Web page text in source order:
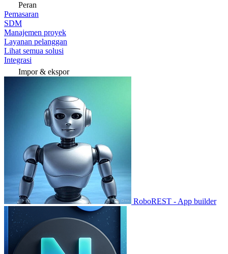
Peran
Pemasaran
SDM
Manajemen proyek
Layanan pelanggan
Lihat semua solusi
Integrasi
Impor & ekspor
RoboREST - App builder